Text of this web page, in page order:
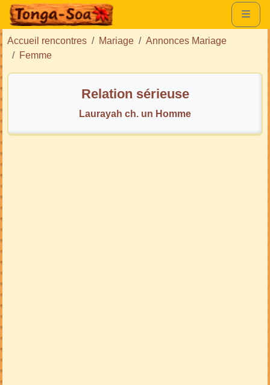
Accueil rencontres Mariage
Annonces Mariage
Femme
Relation sérieuse
Laurayah ch. un Homme